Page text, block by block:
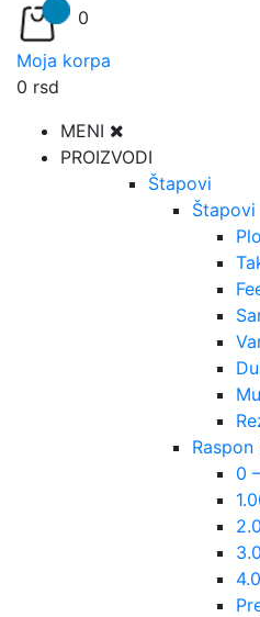
0
Moja korpa
0 rsd
MENI
PROIZVODI
Štapovi
Štapovi
Raspon
0